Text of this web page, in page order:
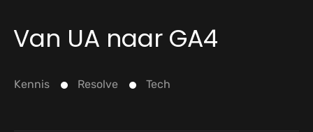
Van UA naar GA4
Kennis Resolve Tech